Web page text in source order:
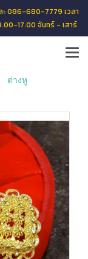
086-680-7779 เวลา
17.00 จันทร์ - เสาร์
ต่างหู